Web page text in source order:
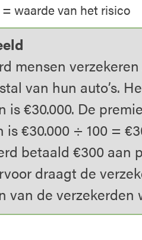
waarde van het risico
mensen
van hun auto’s.
is €30.000. De
is €30.000 ÷ 100 =
betaald €300 aan
draagt de
van de verzekerden